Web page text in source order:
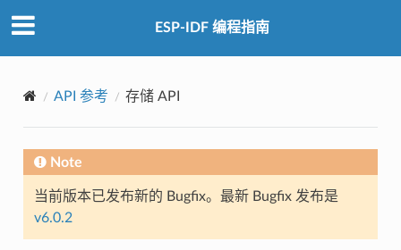
ESP-IDF 编程指南
API 参考 存储 API
Note
当前版本已发布新的 Bugfix。最新 Bugfix 发布是
v6.0.2